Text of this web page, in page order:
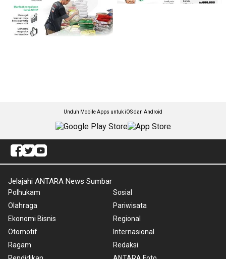
Unduh Mobile Apps untuk iOS dan Android
Jelajahi ANTARA News Sumbar
Polhukam
Olahraga
Ekonomi Bisnis
Otomotif
Ragam
Sosial
Pariwisata
Regional
Internasional
Redaksi